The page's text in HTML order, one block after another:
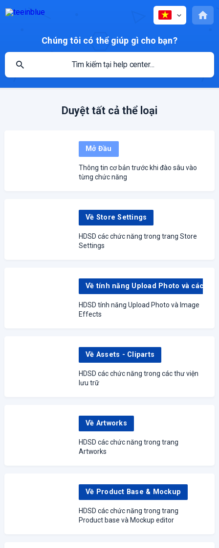
Chúng tôi có thể giúp gì cho bạn?
Duyệt tất cả thể loại
Mở Đầu
Thông tin cơ bản trước khi đào sâu vào
từng chức năng
Về Store Settings
HDSD các chức năng trong trang Store
Settings
HDSD tính năng Upload Photo và Image
Effects
Về Assets - Cliparts
HDSD các chức năng trong các thư viện
lưu trữ
Về Artworks
HDSD các chức năng trong trang
Artworks
Về Product Base & Mockup
HDSD các chức năng trong trang
Product base và Mockup editor